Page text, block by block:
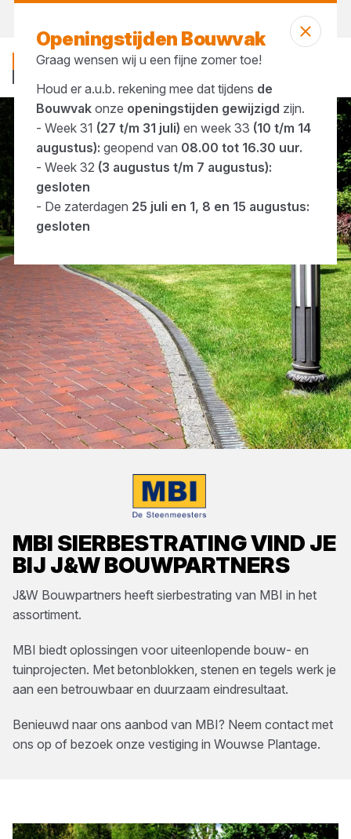
MBI SIERBESTRATINGVIND JE
BIJ J&W BOUWPARTNERS
J&W Bouwpartners heeft sierbestrating van MBI in het
assortiment.
MBI biedt oplossingen voor uiteenlopende bouw- en
tuinprojecten. Met betonblokken, stenen en tegels werk je
aan een betrouwbaar en duurzaam eindresultaat.
Benieuwd naar ons aanbod van MBI? Neem contact met
ons op of bezoek onze vestiging in Wouwse Plantage.
Merken MBI
Openingstijden Bouwvak
Graag wensen wij u een fijne zomer toe!
Houd er a.u.b. rekening mee dat tijdens de
Bouwvakonze openingstijden gewijzigd zijn.
- Week 31 (27 t/m 31 juli) en week 33 (10 t/m 14
augustus): geopend van 08.00 tot 16.30 uur.
- Week 32 (3 augustus t/m 7 augustus):
gesloten
- De zaterdagen 25 juli en 1, 8 en 15 augustus:
gesloten